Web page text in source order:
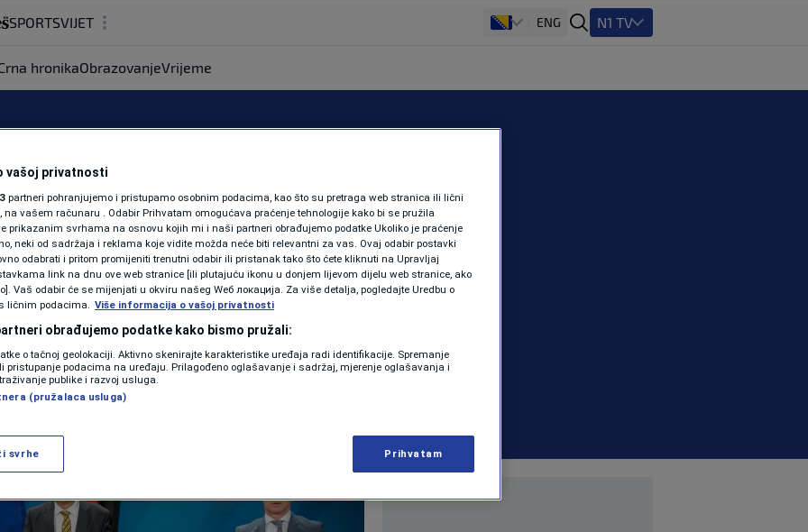
SPORTSVIJET
ZDRAVLJE
SHOWBIZ
PODCAST
N1 SPECIJAL
FENOMENI
NEISTRAŽENO
VIRALNO
VIDEO
ENG N1 TV
hronikaObrazovanjeVrijeme
dobio jakog
za nasljednika
07:01 08:33 VIJESTI 0 komentara
Više
vašoj privatnosti
partneri pohranjujemo i pristupamo osobnim podacima, kao što su pretraga web stranica ili lični
na vašem računaru . Odabir Prihvatam omogućava praćenje tehnologije kako bi se pružila
prikazanim svrhama na osnovu kojih mi i naši partneri obrađujemo podatke Ukoliko je praćenje
neki od sadržaja i reklama koje vidite možda neće biti relevantni za vas. Ovaj odabir postavki
odabrati i pritom promijeniti trenutni odabir ili pristanak tako što ćete kliknuti na Upravljaj
link na dnu ove web stranice [ili plutajuću ikonu u donjem lijevom dijelu web stranice, ako
Vaš odabir će se mijenjati u okviru našeg Wеб локација. Za više detalja, pogledajte Uredbu o
ličnim podacima. Više informacija o vašoj privatnosti
obrađujemo podatke kako bismo pružali:
o tačnoj geolokaciji. Aktivno skenirajte karakteristike uređaja radi identifikacije. Spremanje
pristupanje podacima na uređaju. Prilagođeno oglašavanje i sadržaj, mjerenje oglašavanja i
publike i razvoj usluga.
(pružalaca usluga)
svrhe Prihvatam